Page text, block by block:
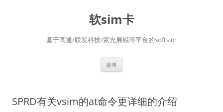
软sim卡
基于高通/联发科技/紫光展锐等平台的softsim
菜单
SPRD有关vsim的at命令更详细的介绍